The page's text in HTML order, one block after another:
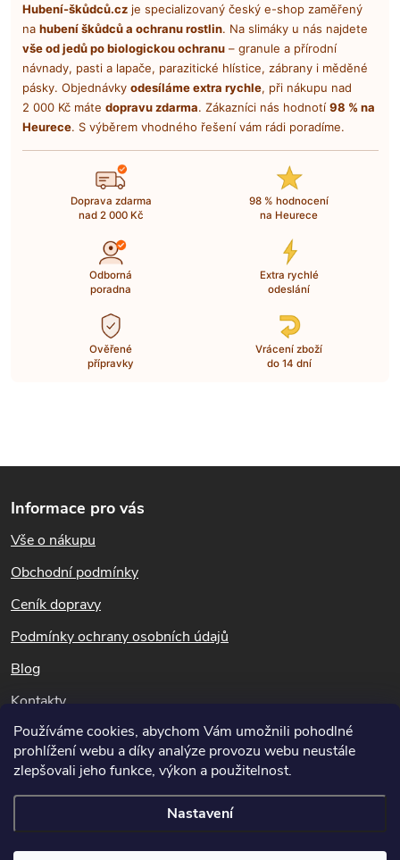
Používáme cookies, abychom Vám umožnili pohodlné
prohlížení webu a díky analýze provozu webu neustále
zlepšovali jeho funkce, výkon a použitelnost.
Nastavení
Hubení-škůdců.czje specializovaný český e-shop zaměřený
na hubení škůdců a ochranu rostlin. Na slimáky u nás najdete
vše od jedů po biologickou ochranu– granule a přírodní
návnady, pasti a lapače, parazitické hlístice, zábrany i měděné
pásky. Objednávky odesíláme extra rychle, při nákupu nad
2 000 Kč máte dopravu zdarma. Zákazníci nás hodnotí 98 % na
Heurece. S výběrem vhodného řešení vám rádi poradíme.
Doprava zdarma
nad 2 000 Kč
98 % hodnocení
na Heurece
Odborná
poradna
Extra rychlé
odeslání
Ověřené
přípravky
Vrácení zboží
do 14 dní
á
p
a
Informace pro vás
Vše o nákupu
Obchodní podmínky
Ceník dopravy
Podmínky ochrany osobních údajů
Blog
Kontakty
Dotazy k objednávkám
info@hubeni-skudcu.cz